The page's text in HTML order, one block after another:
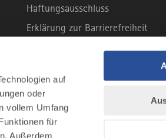
auf
oder
vollem Umfang
für
Außerdem
Haftungsausschluss
Erklärung zur Barrierefreiheit